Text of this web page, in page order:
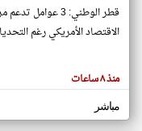
المقالات
الموجوده
هنا عن
وجهة
نظر
قطر الوطني: 3 عوامل
الاقتصاد الأمريكي رغم
منذ ٨ ساعات
مباشر